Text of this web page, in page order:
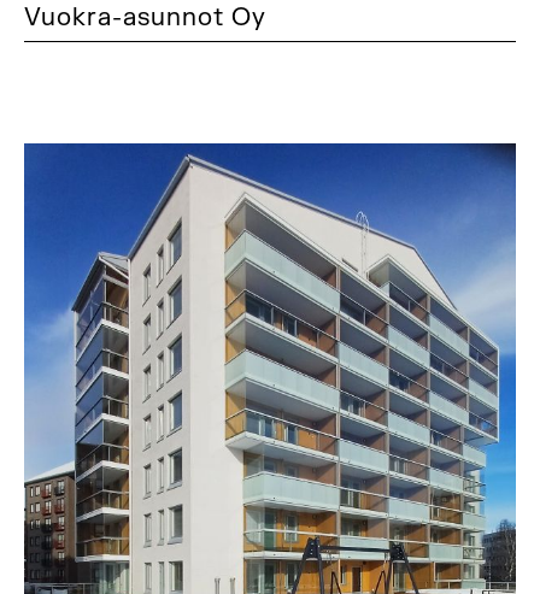
Vuokra-asunnot Oy